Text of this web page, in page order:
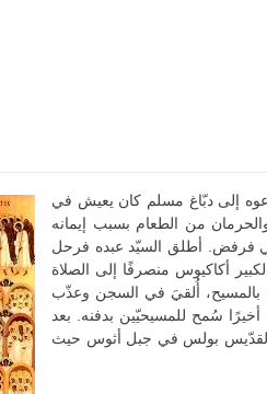
إلى دبّاغ مسلم كان يعيش في
من الطعام بسبب إيمانه
فرفض. أطلق السيّد عبده فرحل
أكاكيوس منصرفًا إلى الصلاة
بالمسيح، أُلقيَ في السجن وعذّب
أخيرًا سُمح للمسيحيّين بدفنه. بعد
ذاك. في العام 1953 نُقل جزء من رفاته إلى دير القدّيس بولس في جبل أثوس حيث